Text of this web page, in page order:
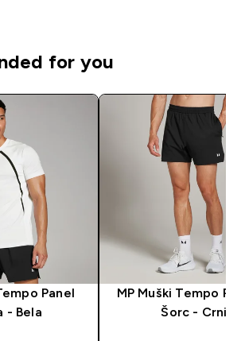
for you
Panel
- Bela
MP Muški Tempo
Šorc - Crni